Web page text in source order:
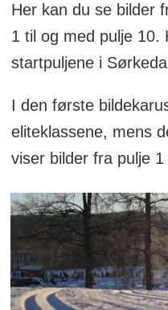
Her kan du se bilder
1 til og med pulje 10.
startpuljene i
I den første
eliteklassene, mens
viser bilder fra pulje 1